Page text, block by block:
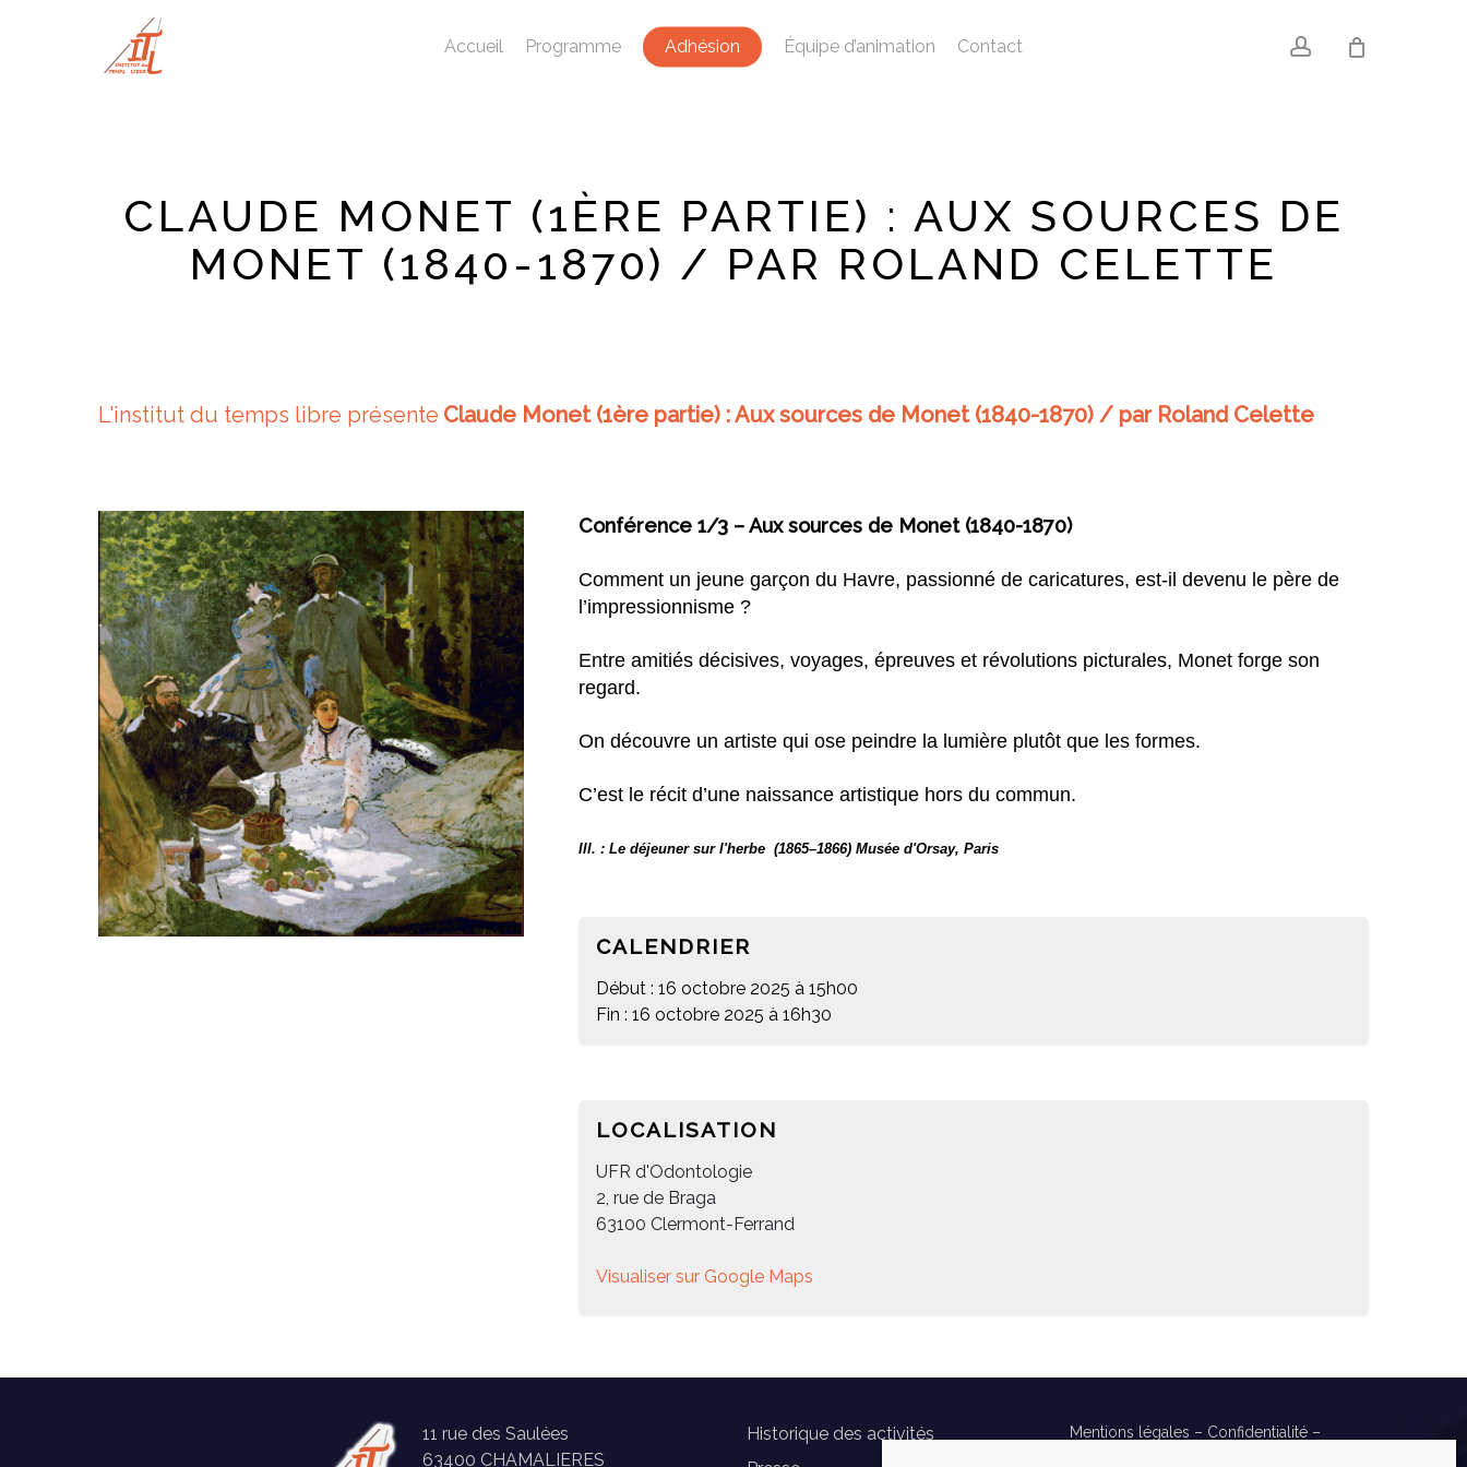
Accueil Programme Adhésion Équipe d’animation Contact account
CLAUDE MONET (1ÈRE PARTIE) : AUX SOURCES DE
MONET (1840-1870) / PAR ROLAND CELETTE
L'institut du temps libre présente Claude Monet (1ère partie) : Aux sources de Monet (1840-1870) / par Roland Celette
Conférence 1/3 – Aux sources de Monet (1840-1870)
Comment un jeune garçon du Havre, passionné de caricatures, est-il devenu le père de
l’impressionnisme ?
Entre amitiés décisives, voyages, épreuves et révolutions picturales, Monet forge son
regard.
On découvre un artiste qui ose peindre la lumière plutôt que les formes.
C’est le récit d’une naissance artistique hors du commun.
Ill. : Le déjeuner sur l'herbe  (1865–1866) Musée d'Orsay, Paris
CALENDRIER
Début : 16 octobre 2025 à 15h00
Fin : 16 octobre 2025 à 16h30
LOCALISATION
UFR d'Odontologie
2, rue de Braga
63100 Clermont-Ferrand
Visualiser sur Google Maps
11 rue des Saulées
63400 CHAMALIERES
Historique des activités
Mentions légales – Confidentialité –